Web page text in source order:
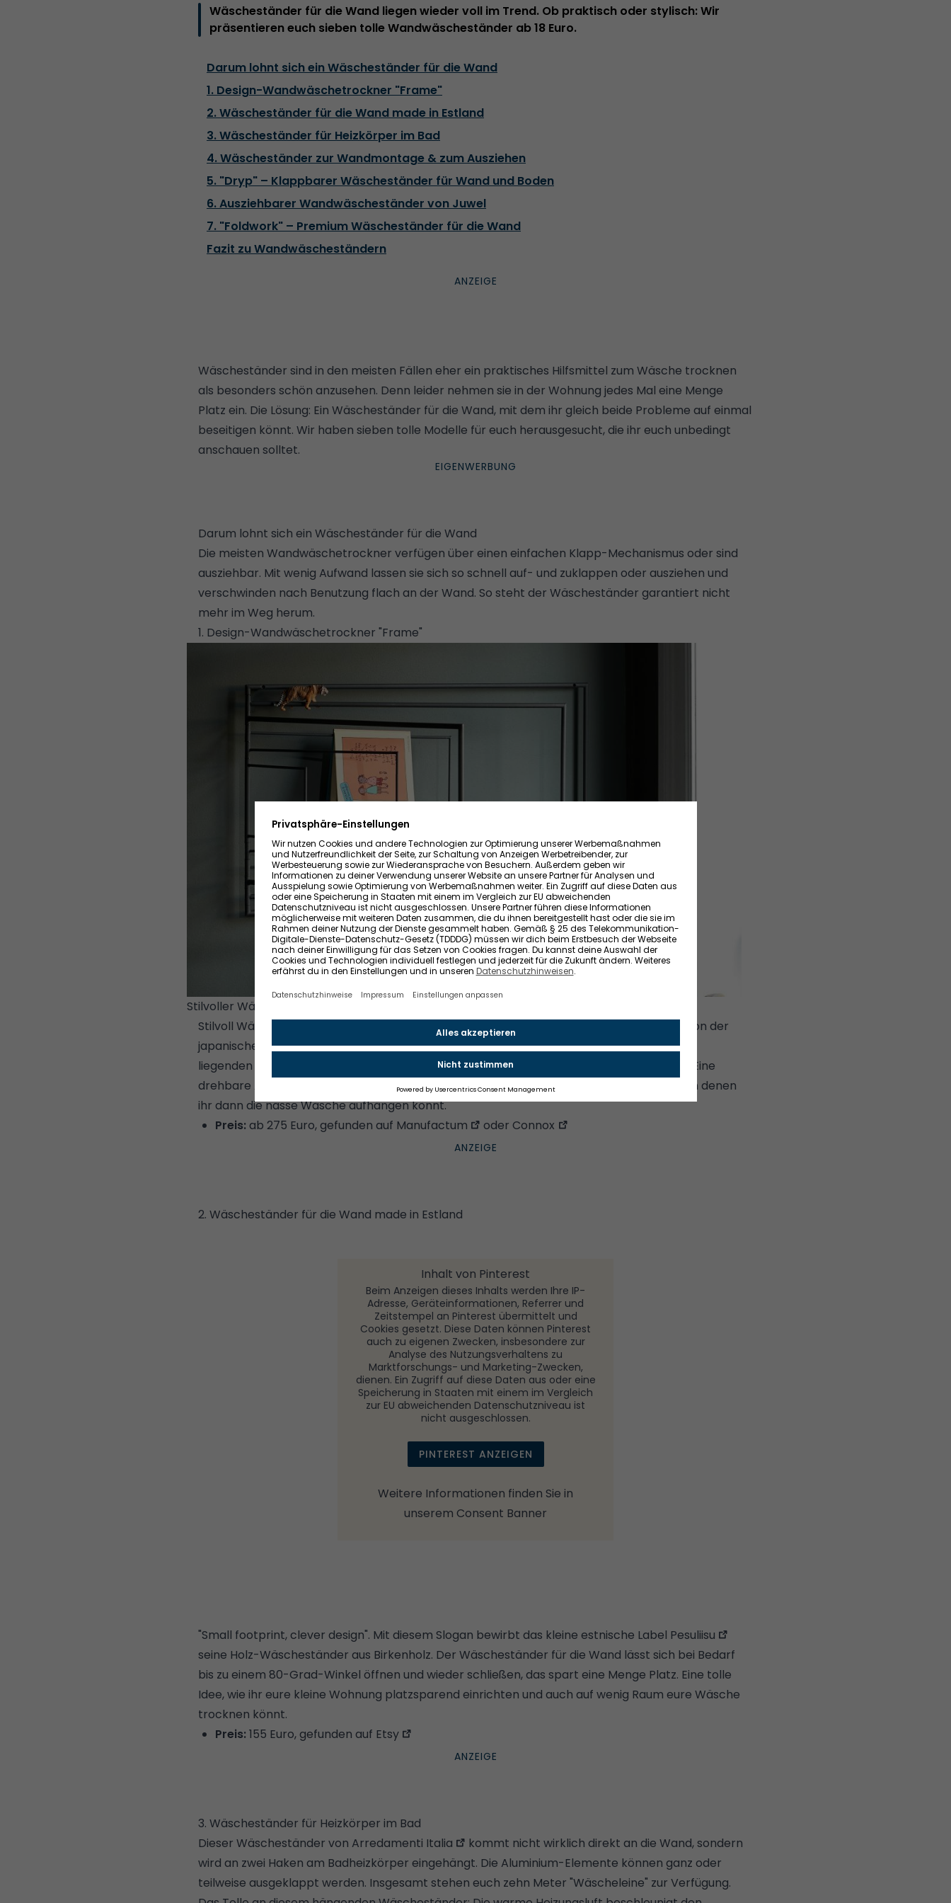
Wäscheständer für die Wand liegen wieder voll im Trend. Ob praktisch oder stylisch: Wir
präsentieren euch sieben tolle Wandwäscheständer ab 18 Euro.
Darum lohnt sich ein Wäscheständer für die Wand
1. Design-Wandwäschetrockner "Frame"
2. Wäscheständer für die Wand made in Estland
3. Wäscheständer für Heizkörper im Bad
4. Wäscheständer zur Wandmontage & zum Ausziehen
5. "Dryp" – Klappbarer Wäscheständer für Wand und Boden
6. Ausziehbarer Wandwäscheständer von Juwel
7. "Foldwork" – Premium Wäscheständer für die Wand
Fazit zu Wandwäscheständern
Wäscheständer sind in den meisten Fällen eher ein praktisches Hilfsmittel zum Wäsche trocknen
als besonders schön anzusehen. Denn leider nehmen sie in der Wohnung jedes Mal eine Menge
Platz ein. Die Lösung: Ein Wäscheständer für die Wand, mit dem ihr gleich beide Probleme auf einmal
beseitigen könnt. Wir haben sieben tolle Modelle für euch herausgesucht, die ihr euch unbedingt
anschauen solltet.
Darum lohnt sich ein Wäscheständer für die Wand
Die meisten Wandwäschetrockner verfügen über einen einfachen Klapp-Mechanismus oder sind
ausziehbar. Mit wenig Aufwand lassen sie sich so schnell auf- und zuklappen oder ausziehen und
verschwinden nach Benutzung flach an der Wand. So steht der Wäscheständer garantiert nicht
mehr im Weg herum.
1. Design-Wandwäschetrockner "Frame"
Stilvoller Wäsche trocknen geht kaum: Der Wandwäschetrockner
Stilvoll Wäsche trocknen
? Das geht mit dem Wandwäschetrockner "Frame", entworfen von der
japanischen Designerin Cecilia Xinyu Zhang für das LabelNorthern
. Die sechs ineinander
liegenden Rahmen sind insgesamt sechs Meter lang und aus pulverbeschichtetem Stahl. Eine
drehbare Achse ermöglicht es euch, die einzelnen u-förmigen Elemente auszuklappen, an denen
ihr dann die nasse Wäsche aufhängen könnt.
Preis: ab 275 Euro, gefunden auf Manufactum oderConnox
2. Wäscheständer für die Wand made in Estland
Inhalt von Pinterest
Beim Anzeigen dieses Inhalts werden Ihre IP-
Adresse, Geräteinformationen, Referrer und
Zeitstempel an Pinterest übermittelt und
Cookies gesetzt. Diese Daten können Pinterest
auch zu eigenen Zwecken, insbesondere zur
Analyse des Nutzungsverhaltens zu
Marktforschungs- und Marketing-Zwecken,
dienen. Ein Zugriff auf diese Daten aus oder eine
Speicherung in Staaten mit einem im Vergleich
zur EU abweichenden Datenschutzniveau ist
nicht ausgeschlossen.
PINTEREST ANZEIGEN
Weitere Informationen finden Sie in
unserem Consent Banner
"Small footprint, clever design". Mit diesem Slogan bewirbt das kleine estnische Label Pesuliisu
seine Holz-Wäscheständer aus Birkenholz. Der Wäscheständer für die Wand lässt sich bei Bedarf
bis zu einem 80-Grad-Winkel öffnen und wieder schließen, das spart eine Menge Platz. Eine tolle
Idee, wie ihr eure kleine Wohnung platzsparend einrichten und auch auf wenig Raum eure Wäsche
trocknen könnt.
Preis: 155 Euro, gefunden auf Etsy
3. Wäscheständer für Heizkörper im Bad
Dieser Wäscheständer von Arredamenti Italia
kommt nicht wirklich direkt an die Wand, sondern
wird an zwei Haken am Badheizkörper eingehängt. Die Aluminium-Elemente können ganz oder
teilweise ausgeklappt werden. Insgesamt stehen euch zehn Meter "Wäscheleine" zur Verfügung.